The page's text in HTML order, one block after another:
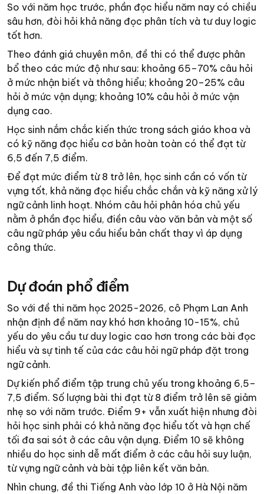
So với năm học trước, phần đọc hiểu năm nay có chiều
sâu hơn, đòi hỏi khả năng đọc phân tích và tư duy logic
tốt hơn.
Theo đánh giá chuyên môn, đề thi có thể được phân
bổ theo các mức độ như sau: khoảng 65–70% câu hỏi
ở mức nhận biết và thông hiểu; khoảng 20–25% câu
hỏi ở mức vận dụng; khoảng 10% câu hỏi ở mức vận
dụng cao.
Học sinh nắm chắc kiến thức trong sách giáo khoa và
có kỹ năng đọc hiểu cơ bản hoàn toàn có thể đạt từ
6,5 đến 7,5 điểm.
Để đạt mức điểm từ 8 trở lên, học sinh cần có vốn từ
vựng tốt, khả năng đọc hiểu chắc chắn và kỹ năng xử lý
ngữ cảnh linh hoạt. Nhóm câu hỏi phân hóa chủ yếu
nằm ở phần đọc hiểu, điền câu vào văn bản và một số
câu ngữ pháp yêu cầu hiểu bản chất thay vì áp dụng
công thức.
Dự đoán phổ điểm
So với đề thi năm học 2025-2026, cô Phạm Lan Anh
nhận định đề năm nay khó hơn khoảng 10-15%, chủ
yếu do yêu cầu tư duy logic cao hơn trong các bài đọc
hiểu và sự tinh tế của các câu hỏi ngữ pháp đặt trong
ngữ cảnh.
Dự kiến phổ điểm tập trung chủ yếu trong khoảng 6,5–
7,5 điểm. Số lượng bài thi đạt từ 8 điểm trở lên sẽ giảm
nhẹ so với năm trước. Điểm 9+ vẫn xuất hiện nhưng đòi
hỏi học sinh phải có khả năng đọc hiểu tốt và hạn chế
tối đa sai sót ở các câu vận dụng. Điểm 10 sẽ không
nhiều do học sinh dễ mất điểm ở các câu hỏi suy luận,
từ vựng ngữ cảnh và bài tập liên kết văn bản.
Nhìn chung, đề thi Tiếng Anh vào lớp 10 ở Hà Nội năm